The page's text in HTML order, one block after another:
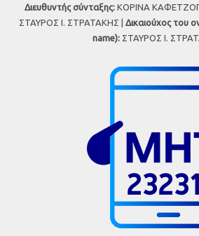
Διευθυντής σύνταξης:ΚΟΡΙΝΑ
ΣΤΑΥΡΟΣ Ι. ΣΤΡΑΤΑΚΗΣ | Δικαιούχος του
name):ΣΤΑΥΡΟΣ Ι.